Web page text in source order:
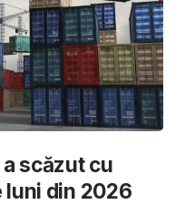
scăzut cu
luni din 2026